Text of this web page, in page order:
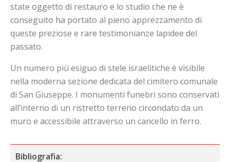
state oggetto di restauro e lo studio che ne è
conseguito ha portato al pieno apprezzamento di
queste preziose e rare testimonianze lapidee del
passato.
Un numero più esiguo di stele israelitiche è visibile
nella moderna sezione dedicata del cimitero comunale
di San Giuseppe. I monumenti funebri sono conservati
all’interno di un ristretto terreno circondato da un
muro e accessibile attraverso un cancello in ferro.
Bibliografia: